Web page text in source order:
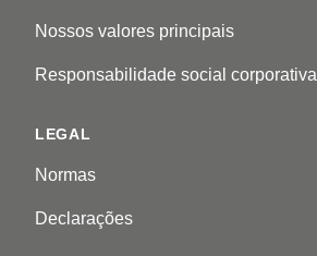
Nossos valores principais
Responsabilidade social corporativa
LEGAL
Normas
Declarações